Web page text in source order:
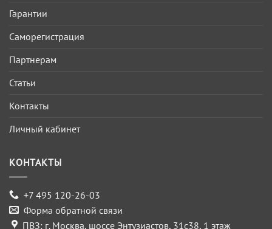
Гарантии
Саморегистрация
Партнерам
Статьи
Контакты
Личный кабинет
КОНТАКТЫ
+7 495 120-26-03
Форма обратной связи
ПВЗ: г. Москва, шоссе Энтузиастов, 31с38, 1 этаж